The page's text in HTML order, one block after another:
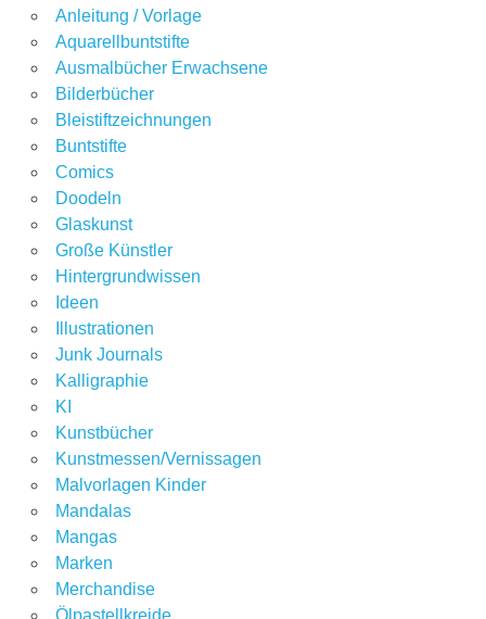
Anleitung / Vorlage
Aquarellbuntstifte
Ausmalbücher Erwachsene
Bilderbücher
Bleistiftzeichnungen
Buntstifte
Comics
Doodeln
Glaskunst
Große Künstler
Hintergrundwissen
Ideen
Illustrationen
Junk Journals
Kalligraphie
KI
Kunstbücher
Kunstmessen/Vernissagen
Malvorlagen Kinder
Mandalas
Mangas
Marken
Merchandise
Ölpastellkreide